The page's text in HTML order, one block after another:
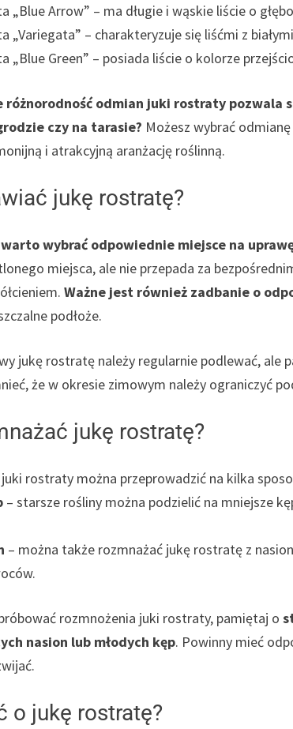
„Blue Arrow” – ma długie i wąskie liście o
„Variegata” – charakteryzuje się liśćmi z
„Blue Green” – posiada liście o kolorze
różnorodność odmian juki rostraty pozwala
czy na tarasie? Możesz wybrać
i atrakcyjną aranżację roślinną.
jukę rostratę?
wybrać odpowiednie miejsce na
miejsca, ale nie przepada za
Ważne jest również zadbanie o
podłoże.
jukę rostratę należy regularnie podlewać, ale
że w okresie zimowym należy ograniczyć
jukę rostratę?
juki rostraty można przeprowadzić na kilka
– starsze rośliny można podzielić na mniejsze
– można także rozmnażać jukę rostratę z
rozmnożenia juki rostraty, pamiętaj o
nasion lub młodych kęp. Powinny mieć
o jukę rostratę?